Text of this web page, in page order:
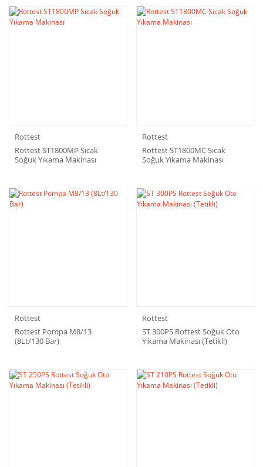
Rottest
Rottest ST1800MP Sıcak
Soğuk Yıkama Makinası
Rottest
Rottest ST1800MC Sıcak
Soğuk Yıkama Makinası
Rottest
Rottest Pompa M8/13
(8Lt/130 Bar)
Rottest
ST 300PS Rottest Soğuk Oto
Yıkama Makinası (Tetikli)